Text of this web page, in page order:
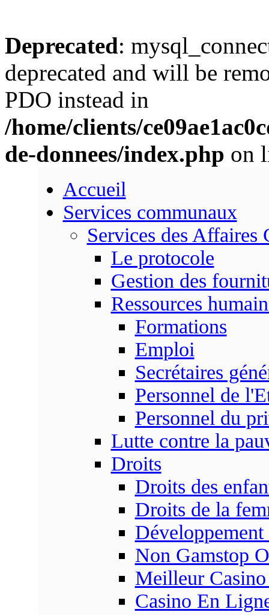
Deprecated:
deprecated and will be
PDO instead in
/home/clients/
de-donnees/index.php on
Accueil
Services communaux
Services des Affaires
Le protocole
Gestion des
Ressources
Formations
Emploi
Secrétaires
Personnel de
Personnel du
Lutte contre la
Droits
Droits des
Droits de la
Non Gamstop
Meilleur
Casino En